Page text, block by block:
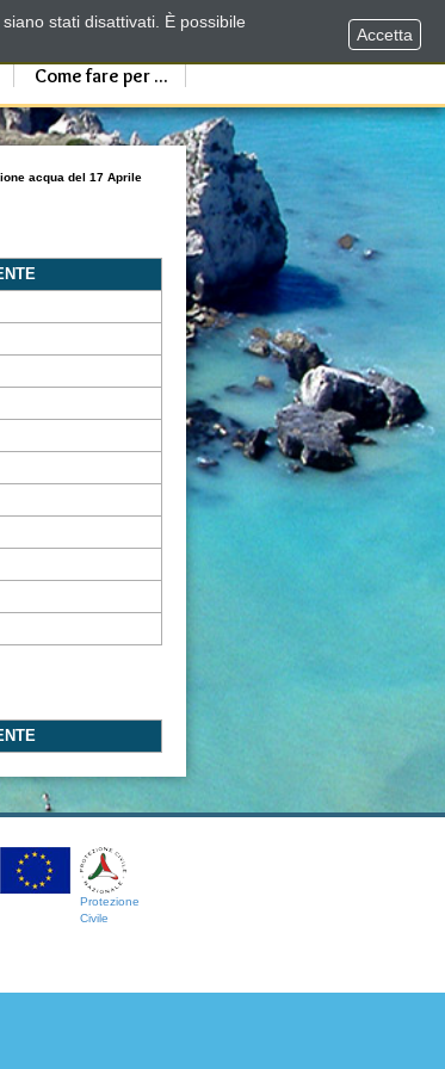
Come fare per ...
acqua del 17 Aprile
Protezione
Civile
stati disattivati. È possibile
Accetta